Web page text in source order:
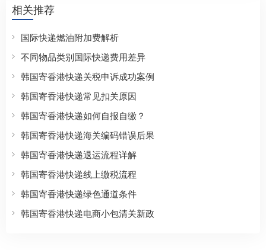
相关推荐
国际快递燃油附加费解析
不同物品类别国际快递费用差异
韩国寄香港快递关税申诉成功案例
韩国寄香港快递常见扣关原因
韩国寄香港快递如何自报自缴？
韩国寄香港快递海关编码错误后果
韩国寄香港快递退运流程详解
韩国寄香港快递线上缴税流程
韩国寄香港快递绿色通道条件
韩国寄香港快递电商小包清关新政